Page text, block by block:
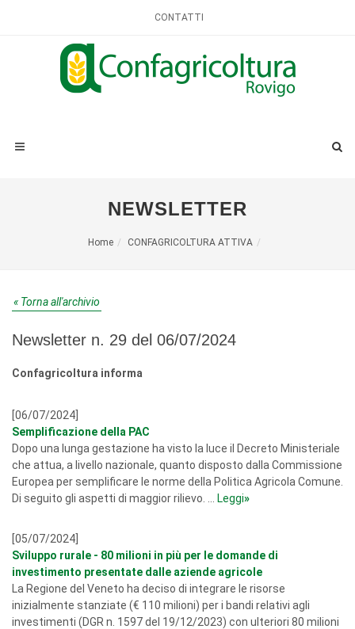
CONTATTI
NEWSLETTER
Home CONFAGRICOLTURA ATTIVA
« Torna all'archivio
Newsletter n. 29 del 06/07/2024
Confagricoltura informa
[06/07/2024]
Semplificazione della PAC
Dopo una lunga gestazione ha visto la luce il Decreto Ministeriale
che attua, a livello nazionale, quanto disposto dalla Commissione
Europea per semplificare le norme della Politica Agricola Comune.
Di seguito gli aspetti di maggior rilievo. ...
Leggi»
[05/07/2024]
Sviluppo rurale - 80 milioni in più per le domande di
investimento presentate dalle aziende agricole
La Regione del Veneto ha deciso di integrare le risorse
inizialmente stanziate (€ 110 milioni) per i bandi relativi agli
investimenti (DGR n. 1597 del 19/12/2023) con ulteriori 80 milioni